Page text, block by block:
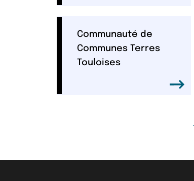
Communauté de
Communes Terres
Touloises